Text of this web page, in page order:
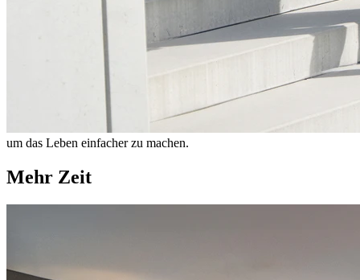
um das Leben einfacher zu machen.
Mehr Zeit